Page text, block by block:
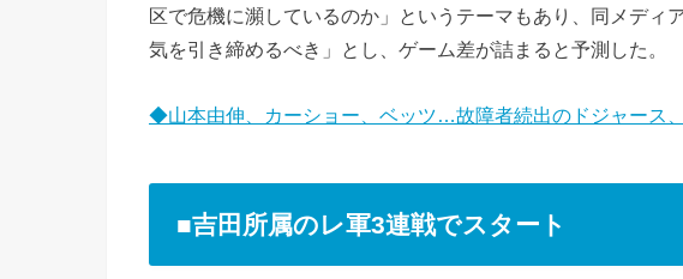
区で危機に瀕しているのか」というテーマもあり、同メディ
気を引き締めるべき」とし、ゲーム差が詰まると予測した。
◆山本由伸、カーショー、ベッツ…故障者続出のドジャース
■吉田所属のレ軍3連戦でスタート